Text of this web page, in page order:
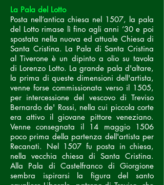
La Pala del Lotto
Posta nell’antica chiesa nel 1507, la pala
del Lotto rimase lì fino agli anni ’30 e poi
spostata nella nuova ed attuale Chiesa di
Santa Cristina. La Pala di Santa Cristina
al Tiverone è un dipinto a olio su tavola
di Lorenzo Lotto. La grande pala d'altare,
la prima di queste dimensioni dell'artista,
venne forse commissionata verso il 1505,
per intercessione del vescovo di Treviso
Bernardo de' Rossi, nella cui piccola corte
era attivo il giovane pittore veneziano.
Venne consegnata il 14 maggio 1506
poco prima della partenza dell'artista per
Recanati. Nel 1507 fu posta in chiesa,
nella vecchia chiesa di Santa Cristina.
Alla Pala di Castelfranco di Giorgione
sembra ispirarsi la figura del santo